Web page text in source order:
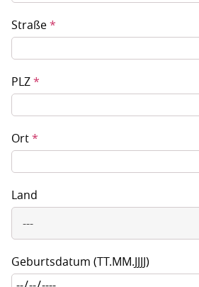
Straße*
PLZ*
Ort*
Land
---
Geburtsdatum (TT.MM.JJJJ)